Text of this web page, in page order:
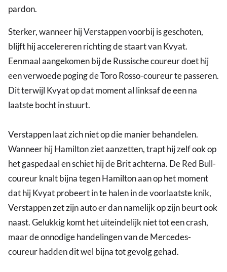
pardon.
Sterker, wanneer hij Verstappen voorbij is geschoten,
blijft hij accelereren richting de staart van Kvyat.
Eenmaal aangekomen bij de Russische coureur doet hij
een verwoede poging de Toro Rosso-coureur te passeren.
Dit terwijl Kvyat op dat moment al linksaf de een na
laatste bocht in stuurt.
Verstappen laat zich niet op die manier behandelen.
Wanneer hij Hamilton ziet aanzetten, trapt hij zelf ook op
het gaspedaal en schiet hij de Brit achterna. De Red Bull-
coureur knalt bijna tegen Hamilton aan op het moment
dat hij Kvyat probeert in te halen in de voorlaatste knik,
Verstappen zet zijn auto er dan namelijk op zijn beurt ook
naast. Gelukkig komt het uiteindelijk niet tot een crash,
maar de onnodige handelingen van de Mercedes-
coureur hadden dit wel bijna tot gevolg gehad.